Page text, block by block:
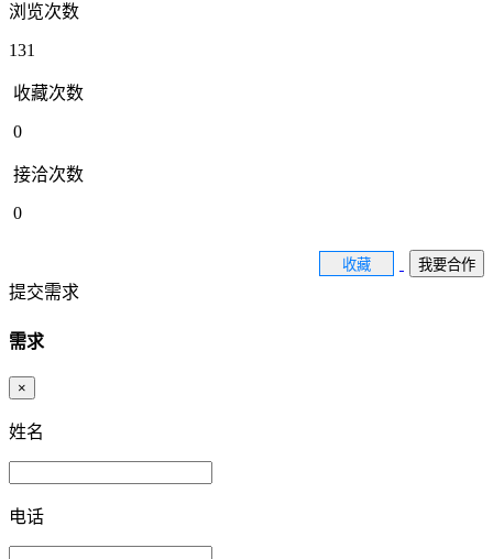
浏览次数
131
收藏次数
0
接洽次数
0
收藏 我要合作
提交需求
需求
×
姓名
电话